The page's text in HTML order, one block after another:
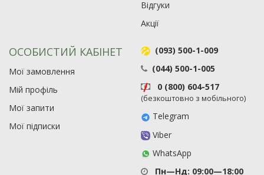
Відгуки
Акції
ОСОБИСТИЙ КАБІНЕТ
Мої замовлення
Мій профіль
Мої запити
Мої підписки
(093) 500-1-009
(044) 500-1-005
0 (800) 604-517
(безкоштовно з мобільного)
Telegram
Viber
WhatsApp
Пн—Нд: 09:00—18:00